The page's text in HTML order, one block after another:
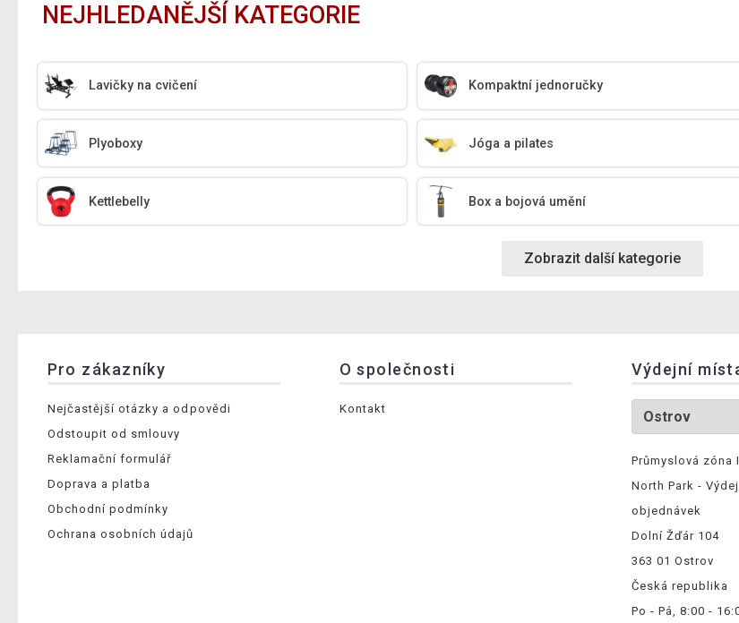
NEJHLEDANĚJŠÍ KATEGORIE
Lavičky na cvičení Kompaktní jednoručky
Plyoboxy Jóga a pilates
Kettlebelly Box a bojová umění
Zobrazit další kategorie
Pro zákazníky
Nejčastější otázky a odpovědi
Odstoupit od smlouvy
Reklamační formulář
Doprava a platba
Obchodní podmínky
Ochrana osobních údajů
O společnosti
Kontakt
Výdejní
Průmyslová zóna
North Park -
objednávek
Dolní Žďár 104
363 01 Ostrov
Česká republika
Po - Pá, 8:00 -